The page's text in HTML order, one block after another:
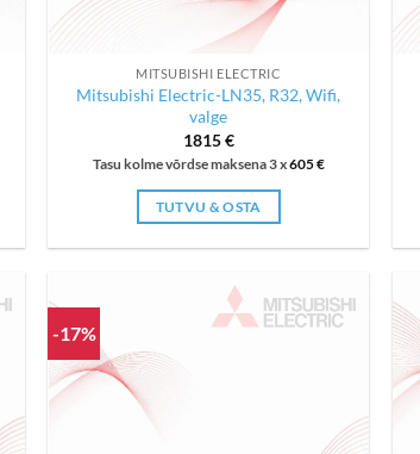
MITSUBISHI ELECTRIC
Mitsubishi Electric-LN35, R32, Wifi,
valge
1815€
Tasu kolme võrdse maksena 3 x605€
TUTVU & OSTA
-17%